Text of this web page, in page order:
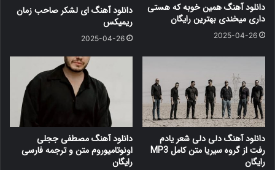
دانلود آهنگ همین خوبه که هستی
داری میخندی بهترین رایگان
2025-04-26
دانلود آهنگ ای لشکر صاحب زمان
ریمیکس
2025-04-26
دانلود آهنگ دلی دلی شعر یادم
رفت از گروه سیریا متن کامل MP3
رایگان
دانلود آهنگ مصطفی ججلی
اونوتامیوروم متن و ترجمه فارسی
رایگان